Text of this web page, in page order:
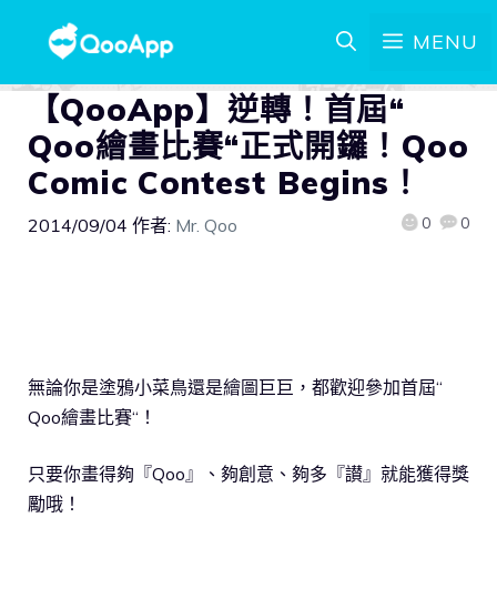
MENU
【QooApp】逆轉！首屆“
Qoo繪畫比賽“正式開鑼！Qoo
Comic Contest Begins！
2014/09/04 作者: Mr. Qoo 0 0
無論你是塗鴉小菜鳥還是繪圖巨巨，都歡迎參加首屆“
Qoo繪畫比賽“！
只要你畫得夠『Qoo』、夠創意、夠多『讃』就能獲得獎
勵哦！